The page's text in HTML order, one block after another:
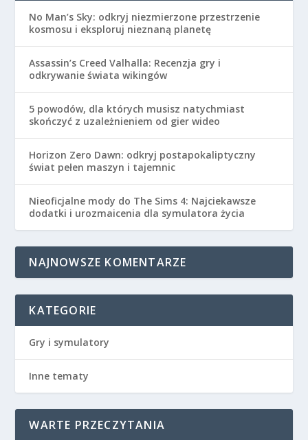
No Man’s Sky: odkryj niezmierzone przestrzenie
kosmosu i eksploruj nieznaną planetę
Assassin’s Creed Valhalla: Recenzja gry i
odkrywanie świata wikingów
5 powodów, dla których musisz natychmiast
skończyć z uzależnieniem od gier wideo
Horizon Zero Dawn: odkryj postapokaliptyczny
świat pełen maszyn i tajemnic
Nieoficjalne mody do The Sims 4: Najciekawsze
dodatki i urozmaicenia dla symulatora życia
NAJNOWSZE KOMENTARZE
KATEGORIE
Gry i symulatory
Inne tematy
WARTE PRZECZYTANIA